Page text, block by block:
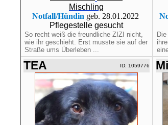
Mischling
Notfall/Hündin geb. 28.01.2022
Pflegestelle gesucht
So recht weiß die freundliche ZIZI nicht,
wie ihr geschieht. Erst musste sie auf der
Straße ums Überleben ...
TEA ID: 1059776